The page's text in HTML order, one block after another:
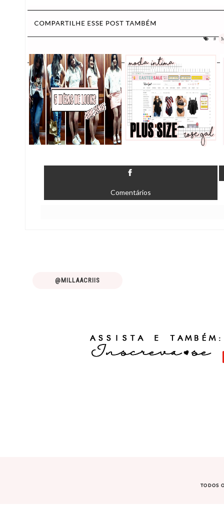
#
Comentários
@MILLAACRIIS